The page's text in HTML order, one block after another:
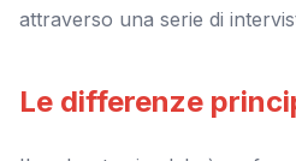
attraverso una serie di
Le differenze